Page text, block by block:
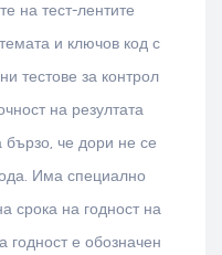
на тест-лентите
и ключов код с
тестове за контрол
на резултата
бързо, че дори не се
Има специално
срока на годност на
годност е обозначен